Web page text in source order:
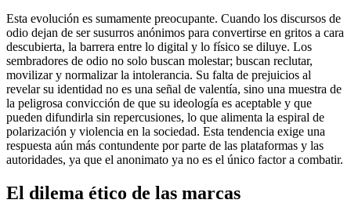
Esta evolución es sumamente preocupante. Cuando los discursos de
odio dejan de ser susurros anónimos para convertirse en gritos a cara
descubierta, la barrera entre lo digital y lo físico se diluye. Los
sembradores de odio no solo buscan molestar; buscan reclutar,
movilizar y normalizar la intolerancia. Su falta de prejuicios al
revelar su identidad no es una señal de valentía, sino una muestra de
la peligrosa convicción de que su ideología es aceptable y que
pueden difundirla sin repercusiones, lo que alimenta la espiral de
polarización y violencia en la sociedad. Esta tendencia exige una
respuesta aún más contundente por parte de las plataformas y las
autoridades, ya que el anonimato ya no es el único factor a combatir.
El dilema ético de las marcas